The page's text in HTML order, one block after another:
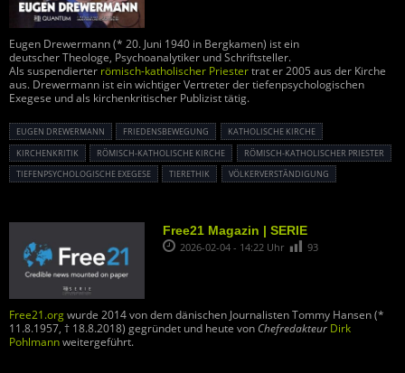
Eugen Drewermann (* 20. Juni 1940 in Bergkamen) ist ein
deutscher Theologe, Psychoanalytiker und Schriftsteller.
Als suspendierter römisch-katholischer Priestertrat er 2005 aus der Kirche
aus. Drewermann ist ein wichtiger Vertreter der tiefenpsychologischen
Exegese und als kirchenkritischer Publizist tätig.
EUGEN DREWERMANN FRIEDENSBEWEGUNG
KATHOLISCHE KIRCHE
KIRCHENKRITIK
RÖMISCH-KATHOLISCHE KIRCHE
RÖMISCH-KATHOLISCHER PRIESTER
TIEFENPSYCHOLOGISCHE EXEGESE
TIERETHIK VÖLKERVERSTÄNDIGUNG
Free21 Magazin | SERIE
2026-02-04 - 14:22 Uhr 93
Free21.orgwurde 2014 von dem dänischen Journalisten Tommy Hansen (*
11.8.1957, † 18.8.2018) gegründet und heute von Chefredakteur Dirk
Pohlmannweitergeführt.